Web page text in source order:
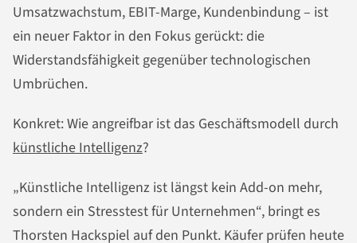
Umsatzwachstum, EBIT-Marge, Kundenbindung – ist
ein neuer Faktor in den Fokus gerückt: die
Widerstandsfähigkeit gegenüber technologischen
Umbrüchen.
Konkret: Wie angreifbar ist das Geschäftsmodell durch
künstliche Intelligenz?
„Künstliche Intelligenz ist längst kein Add-on mehr,
sondern ein Stresstest für Unternehmen“, bringt es
Thorsten Hackspiel auf den Punkt. Käufer prüfen heute